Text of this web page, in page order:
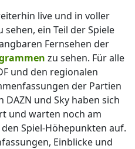
live und in voller
sehen, ein Teil der Spiele
Fernsehen der
zu sehen. Für alle
und den regionalen
der Partien
und Sky haben sich
und warten noch am
Spiel-Höhepunkten auf.
Einblicke und